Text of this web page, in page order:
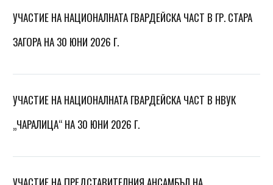
УЧАСТИЕ НА НАЦИОНАЛНАТА ГВАРДЕЙСКА ЧАСТ В ГР. СТАРА
ЗАГОРА НА 30 ЮНИ 2026 Г.
УЧАСТИЕ НА НАЦИОНАЛНАТА ГВАРДЕЙСКА ЧАСТ В НВУК
„ЧАРАЛИЦА“ НА 30 ЮНИ 2026 Г.